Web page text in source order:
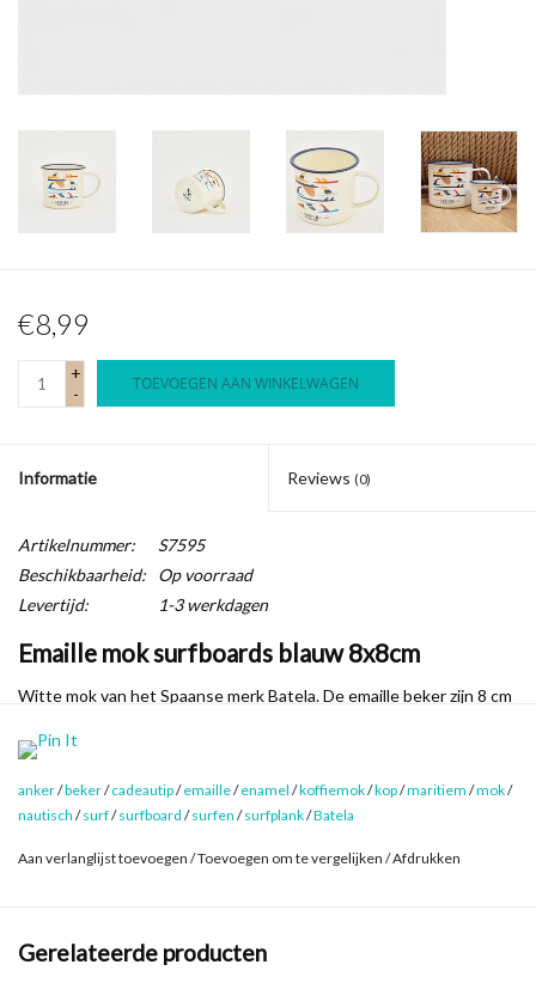
€8,99
+
-
TOEVOEGEN AAN WINKELWAGEN
Informatie Reviews (0)
Artikelnummer:
S7595
Beschikbaarheid:
Op voorraad
Levertijd:
1-3 werkdagen
Emaille mok surfboards blauw 8x8cm
Witte mok van het Spaanse merk Batela. De emaille beker zijn 8 cm
thee.
Nieuw in deze serie populaire mokjes is de surf-print. Een kleurrijke
retro print van surfboards op een witte mok. Een origineel cadeau
voor iedere strandliefhebber, watersporter en natuurlijk surfer!
Nostalgisch, duurzaam en weer helemaal hip: emaille!
anker/beker/cadeautip/emaille/enamel /koffiemok/kop/maritiem /mok/
nautisch /surf/surfboard /surfen /surfplank/Batela
Aan verlanglijst toevoegen /Toevoegen om te vergelijken /Afdrukken
Gerelateerde producten